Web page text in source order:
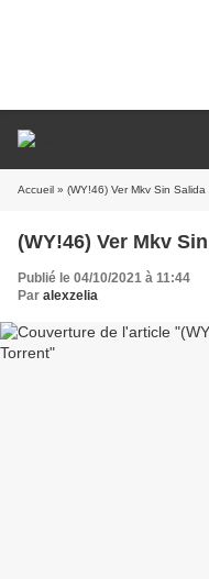
Accueil » (WY!46) Ver Mkv Sin
(WY!46) Ver Mkv
Publié le 04/10/2021 à 11:44
Par alexzelia